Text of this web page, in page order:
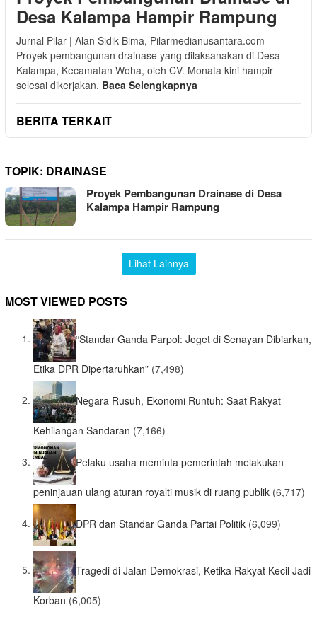
Desa Kalampa Hampir Rampung
Jurnal Pilar | Alan Sidik Bima, Pilarmedianusantara.com –
Proyek pembangunan drainase yang dilaksanakan di Desa
Kalampa, Kecamatan Woha, oleh CV. Monata kini hampir
selesai dikerjakan. Baca Selengkapnya
BERITA TERKAIT
TOPIK: DRAINASE
Proyek Pembangunan Drainase di Desa
Kalampa Hampir Rampung
Lihat Lainnya
MOST VIEWED POSTS
“Standar Ganda Parpol: Joget di Senayan Dibiarkan,
Etika DPR Dipertaruhkan” (7,498)
Negara Rusuh, Ekonomi Runtuh: Saat Rakyat
Kehilangan Sandaran (7,166)
Pelaku usaha meminta pemerintah melakukan
peninjauan ulang aturan royalti musik di ruang publik (6,717)
DPR dan Standar Ganda Partai Politik (6,099)
Tragedi di Jalan Demokrasi, Ketika Rakyat Kecil Jadi
Korban (6,005)